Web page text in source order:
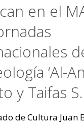
en el
‘Al-
y Taifas S.
de Cultura Juan